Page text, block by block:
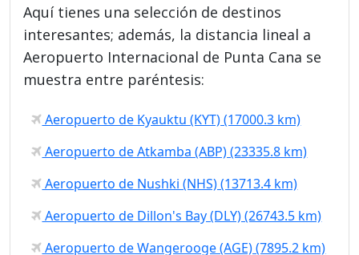
Aquí tienes una selección de destinos
interesantes; además, la distancia lineal a
Aeropuerto Internacional de Punta Cana se
muestra entre paréntesis:
Aeropuerto de Kyauktu (KYT) (17000.3 km)
Aeropuerto de Atkamba (ABP) (23335.8 km)
Aeropuerto de Nushki (NHS) (13713.4 km)
Aeropuerto de Dillon's Bay (DLY) (26743.5 km)
Aeropuerto de Wangerooge (AGE) (7895.2 km)